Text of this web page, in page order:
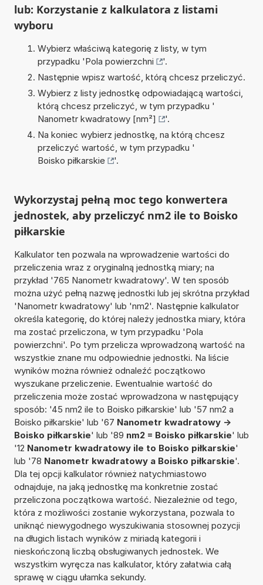
lub: Korzystanie z kalkulatora z listami
wyboru
Wybierz właściwą kategorię z listy, w tym
przypadku 'Pola powierzchni
'.
Następnie wpisz wartość, którą chcesz przeliczyć.
Wybierz z listy jednostkę odpowiadającą wartości,
którą chcesz przeliczyć, w tym przypadku '
Nanometr kwadratowy [nm²]
'.
Na koniec wybierz jednostkę, na którą chcesz
przeliczyć wartość, w tym przypadku '
Boisko piłkarskie
'.
Wykorzystaj pełną moc tego konwertera
jednostek, aby przeliczyć nm2 ile to Boisko
piłkarskie
Kalkulator ten pozwala na wprowadzenie wartości do
przeliczenia wraz z oryginalną jednostką miary; na
przykład '765 Nanometr kwadratowy'. W ten sposób
można użyć pełną nazwę jednostki lub jej skrótna przykład
'Nanometr kwadratowy' lub 'nm2'. Następnie kalkulator
określa kategorię, do której należy jednostka miary, która
ma zostać przeliczona, w tym przypadku 'Pola
powierzchni'. Po tym przelicza wprowadzoną wartość na
wszystkie znane mu odpowiednie jednostki. Na liście
wyników można również odnaleźć początkowo
wyszukane przeliczenie. Ewentualnie wartość do
przeliczenia może zostać wprowadzona w następujący
sposób: '45 nm2 ile to Boisko piłkarskie' lub '57 nm2 a
Boisko piłkarskie' lub '67 Nanometr kwadratowy ->
Boisko piłkarskie' lub '89 nm2 = Boisko piłkarskie' lub
'12 Nanometr kwadratowy ile to Boisko piłkarskie'
lub '78 Nanometr kwadratowy a Boisko piłkarskie'.
Dla tej opcji kalkulator również natychmiastowo
odnajduje, na jaką jednostkę ma konkretnie zostać
przeliczona początkowa wartość. Niezależnie od tego,
która z możliwości zostanie wykorzystana, pozwala to
uniknąć niewygodnego wyszukiwania stosownej pozycji
na długich listach wyników z miriadą kategorii i
nieskończoną liczbą obsługiwanych jednostek. We
wszystkim wyręcza nas kalkulator, który załatwia całą
sprawę w ciągu ułamka sekundy.